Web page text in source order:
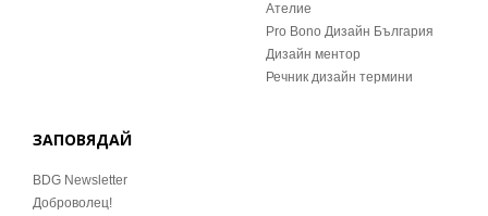
Ателие
Pro Bono Дизайн България
Дизайн ментор
Речник дизайн термини
ЗАПОВЯДАЙ
BDG Newsletter
Доброволец!